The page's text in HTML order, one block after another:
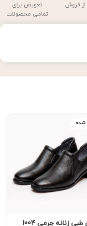
فروش
تعویض برای
تمامی محصولات
شده
زنانه چرمی 1004